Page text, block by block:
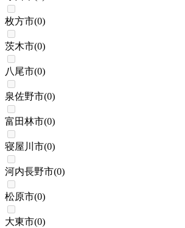
枚方市(0)
茨木市(0)
八尾市(0)
泉佐野市(0)
富田林市(0)
寝屋川市(0)
河内長野市(0)
松原市(0)
大東市(0)